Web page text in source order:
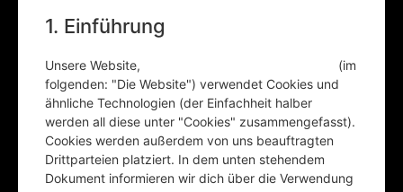
1. Einführung
Unsere Website,
(im
folgenden: "Die Website") verwendet Cookies und
ähnliche Technologien (der Einfachheit halber
werden all diese unter "Cookies" zusammengefasst).
Cookies werden außerdem von uns beauftragten
Drittparteien platziert. In dem unten stehendem
Dokument informieren wir dich über die Verwendung